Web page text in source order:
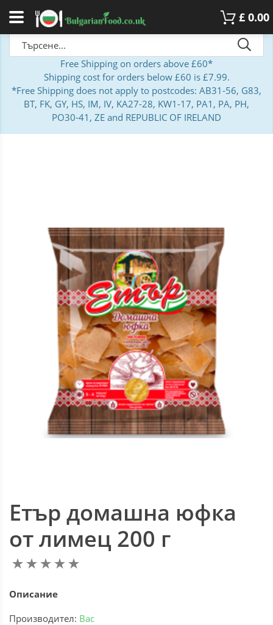
£ 0.00
Free Shipping on orders above £60*
Shipping cost for orders below £60 is £7.99.
*Free Shipping does not apply to postcodes: AB31-56, G83,
BT, FK, GY, HS, IM, IV, KA27-28, KW1-17, PA1, PA, PH,
PO30-41, ZE and REPUBLIC OF IRELAND
Етър домашна юфка
от лимец 200 г
Описание
Производител: Вас